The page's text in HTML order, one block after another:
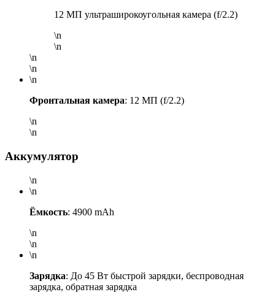
12 МП ультраширокоугольная камера (f/2.2)
\n
\n
\n
\n
\n
Фронтальная камера: 12 МП (f/2.2)
\n
\n
Аккумулятор
\n
\n
Ёмкость: 4900 mAh
\n
\n
\n
Зарядка: До 45 Вт быстрой зарядки, беспроводная
зарядка, обратная зарядка